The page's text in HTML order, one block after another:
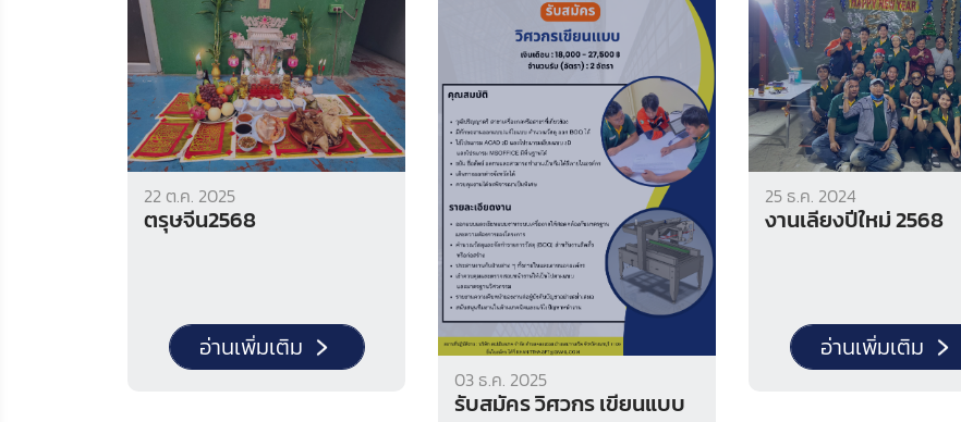
22 ต.ค. 2025
ตรุษจีน2568
อ่านเพิ่มเติม
03 ธ.ค. 2025
รับสมัคร วิศวกร เขียนแบบ
25 ธ.ค. 2024
งานเลี้ยงปีใหม่ 2568
อ่านเพิ่มเติม